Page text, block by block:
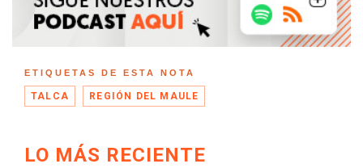
ETIQUETAS DE ESTA NOTA
TALCA REGIÓN DEL MAULE
LO MÁS RECIENTE